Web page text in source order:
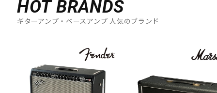
HOT BRANDS
ギターアンプ・ベースアンプ 人気のブランド